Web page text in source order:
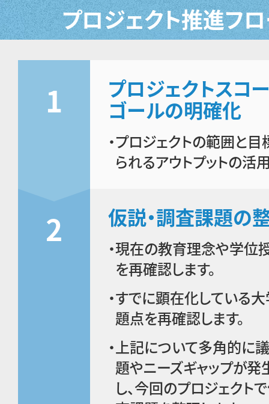
プロジェクト推進フロ
1 プロジェクトスコ
ゴールの明確化
プロジェクトの範囲と目
られるアウトプットの活
2 仮説・調査課題の
現在の教育理念や学位
を再確認します。
すでに顕在化している
題点を再確認します。
上記について多角的に
題やニーズギャップが
し、今回のプロジェクト